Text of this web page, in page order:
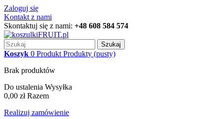
Zaloguj się
Kontakt z nami
Skontaktuj się z nami: +48 608 584 574
Szukaj
Koszyk 0 Produkt Produkty (pusty)
Brak produktów
Do ustalenia Wysyłka
0,00 zł Razem
Realizuj zamówienie